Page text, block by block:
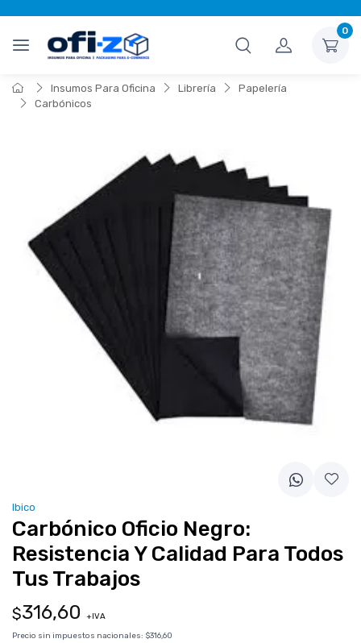
0
Insumos Para Oficina Librería
Papelería
Carbónicos
Ibico
Carbónico Oficio Negro:
Resistencia Y Calidad Para Todos
Tus Trabajos
$316,60
+IVA
Precio sin impuestos nacionales: $316,60